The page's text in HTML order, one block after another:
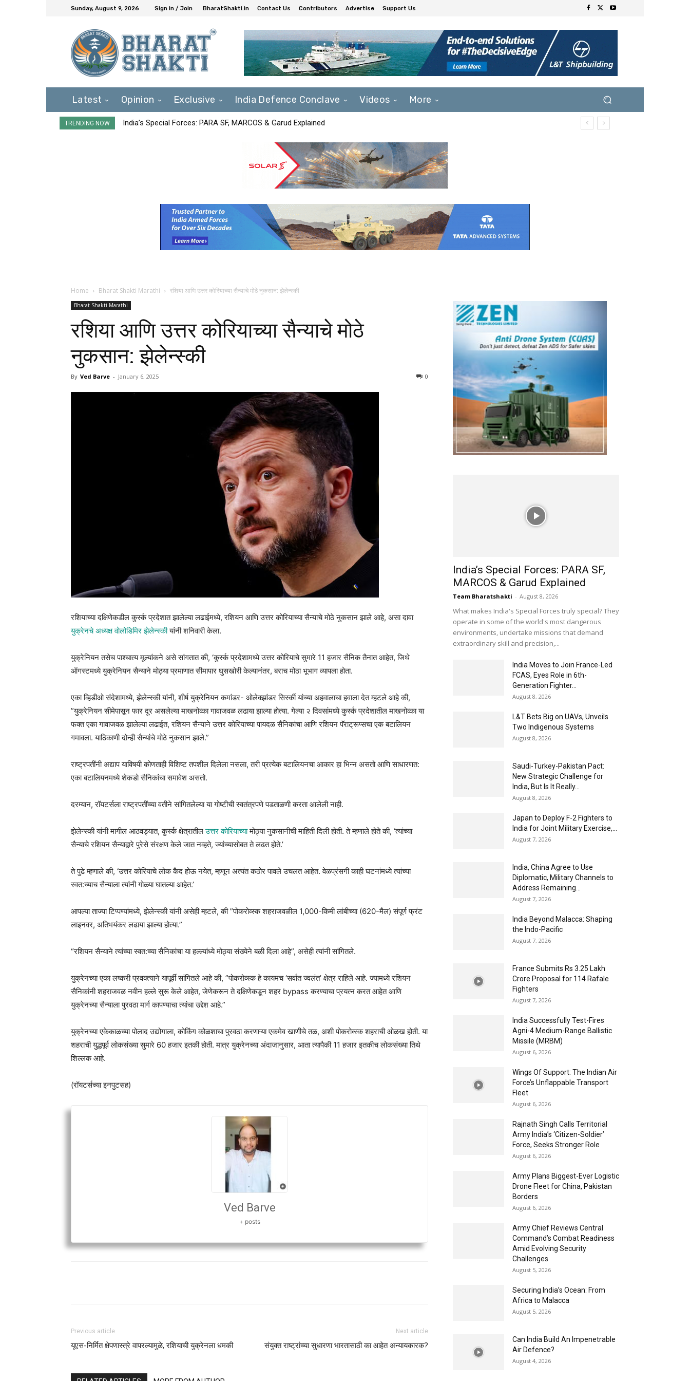
Sunday, August 9, 2026 Sign in / Join BharatShakti.in Contact Us Contributors Advertise Support Us
Latest Opinion Exclusive India Defence Conclave Videos More
TRENDING NOW India’s Special Forces: PARA SF, MARCOS & Garud Explained
Home Bharat Shakti Marathi रशिया आणि उत्तर कोरियाच्या सैन्याचे मोठे नुकसान: झेलेन्स्की
Bharat Shakti Marathi
रशिया आणि उत्तर कोरियाच्या सैन्याचे मोठे
नुकसान: झेलेन्स्की
By Ved Barve - January 6, 2025 0
रशियाच्या दक्षिणेकडील कुर्स्क प्रदेशात झालेल्या लढाईमध्ये, रशियन आणि उत्तर कोरियाच्या सैन्याचे मोठे नुकसान झाले आहे, असा दावा
युक्रेनचे अध्यक्ष वोलोडिमिर झेलेन्स्कीयांनी शनिवारी केला.
युक्रेनियन तसेच पाश्चात्य मूल्यांकने असे सांगतात की, ‘कुर्स्क प्रदेशामध्ये उत्तर कोरियाचे सुमारे 11 हजार सैनिक तैनात आहेत, जिथे
ऑगस्टमध्ये युक्रेनियन सैन्याने मोठ्या प्रमाणात सीमापार घुसखोरी केल्यानंतर, बराच मोठा भूभाग व्यापला होता.
एका व्हिडीओ संदेशामध्ये, झेलेन्स्की यांनी, शीर्ष युक्रेनियन कमांडर- ओलेक्झांडर सिर्स्की यांच्या अहवालाचा हवाला देत म्हटले आहे की,
”युक्रेनियन सीमेपासून फार दूर असलेल्या माखनोव्का गावाजवळ लढाया झाल्या होत्या. गेल्या २ दिवसांमध्ये कुर्स्क प्रदेशातील माखनोव्का या
फक्त एका गावाजवळ झालेल्या लढाईत, रशियन सैन्याने उत्तर कोरियाच्या पायदळ सैनिकांचा आणि रशियन पॅराट्रूप्सचा एक बटालियन
गमावला. याठिकाणी दोन्ही सैन्यांचे मोठे नुकसान झाले.”
राष्ट्रपतींनी अद्याप याविषयी कोणताही विशिष्ट तपशील दिलेला नसला, तरी प्रत्येक बटालियनचा आकार हा भिन्न असतो आणि साधारणत:
एका बटालियनमध्ये शेकडो सैनिकांचा समावेश असतो.
दरम्यान, रॉयटर्सला राष्ट्रपतींच्या वतीने सांगितलेल्या या गोष्टीची स्वतंत्रपणे पडताळणी करता आलेली नाही.
झेलेन्स्की यांनी मागील आठवड्यात, कुर्स्क क्षेत्रातीलउत्तर कोरियाच्यामोठ्या नुकसानीची माहिती दिली होती. ते म्हणाले होते की, ‘त्यांच्या
सैन्याचे रशियन सैन्याद्वारे पुरेसे संरक्षण केले जात नव्हते, ज्यांच्यासोबत ते लढत होते.’
ते पुढे म्हणाले की, ‘उत्तर कोरियाचे लोक कैद होऊ नयेत, म्हणून अत्यंत कठोर पावले उचलत आहेत. वेळप्रंसगी काही घटनांमध्ये त्यांच्या
स्वत:च्याच सैन्याला त्यांनी गोळ्या घातल्या आहेत.’
आपल्या ताज्या टिप्पण्यांमध्ये, झेलेन्स्की यांनी असेही म्हटले, की ”पोकरोव्स्क शहराजवळील 1,000-किमी लांबीच्या (620-मैल) संपूर्ण फ्रंट
लाइनवर, अतिभयंकर लढाया झाल्या होत्या.”
“रशियन सैन्याने त्यांच्या स्वत:च्या सैनिकांचा या हल्ल्यांध्ये मोठ्या संख्येने बळी दिला आहे”, असेही त्यांनी सांगितले.
युक्रेनच्या एका लष्करी प्रवक्त्याने यापूर्वी सांगितले आहे की, ”पोकरोव्स्क हे कायमच ‘सर्वात ज्वलंत’ क्षेत्र राहिले आहे. ज्यामध्ये रशियन
सैनिकांनी शहराजवळ नवीन हल्ले सुरू केले आहेत, जेणेकरून ते दक्षिणेकडून शहर bypass करण्याचा प्रयत्न करत आहेत आणि
युक्रेनच्या सैन्याला पुरवठा मार्ग कापण्याचा त्यांचा उद्देश आहे.”
युक्रेनच्या एकेकाळच्या पोलाद उद्योगाला, कोकिंग कोळशाचा पुरवठा करणाऱ्या एकमेव खाणीचे तळ, अशी पोकरोव्स्क शहराची ओळख होती. या
शहराची युद्धपूर्व लोकसंख्या सुमारे 60 हजार इतकी होती. मात्र युक्रेनच्या अंदाजानुसार, आता त्यापैकी 11 हजार इतकीच लोकसंख्या तिथे
शिल्लक आहे.
(रॉयटर्सच्या इनपुटसह)
Ved Barve
+ posts
Previous article
यूएस-निर्मित क्षेपणास्त्रे वापरल्यामुळे, रशियाची युक्रेनला धमकी
Next article
संयुक्त राष्ट्रांच्या सुधारणा भारतासाठी का आहेत अन्यायकारक?
India’s Special Forces: PARA SF,
MARCOS & Garud Explained
Team Bharatshakti - August 8, 2026
What makes India's Special Forces truly special? They
operate in some of the world's most dangerous
environments, undertake missions that demand
extraordinary skill and precision,...
India Moves to Join France-Led
FCAS, Eyes Role in 6th-
Generation Fighter...
August 8, 2026
L&T Bets Big on UAVs, Unveils
Two Indigenous Systems
August 8, 2026
Saudi-Turkey-Pakistan Pact:
New Strategic Challenge for
India, But Is It Really...
August 8, 2026
Japan to Deploy F-2 Fighters to
India for Joint Military Exercise,...
August 7, 2026
India, China Agree to Use
Diplomatic, Military Channels to
Address Remaining...
August 7, 2026
India Beyond Malacca: Shaping
the Indo-Pacific
August 7, 2026
France Submits Rs 3.25 Lakh
Crore Proposal for 114 Rafale
Fighters
August 7, 2026
India Successfully Test-Fires
Agni-4 Medium-Range Ballistic
Missile (MRBM)
August 6, 2026
Wings Of Support: The Indian Air
Force’s Unflappable Transport
Fleet
August 6, 2026
Rajnath Singh Calls Territorial
Army India’s ‘Citizen-Soldier’
Force, Seeks Stronger Role
August 6, 2026
Army Plans Biggest-Ever Logistic
Drone Fleet for China, Pakistan
Borders
August 6, 2026
Army Chief Reviews Central
Command’s Combat Readiness
Amid Evolving Security
Challenges
August 5, 2026
Securing India’s Ocean: From
Africa to Malacca
August 5, 2026
Can India Build An Impenetrable
Air Defence?
August 4, 2026